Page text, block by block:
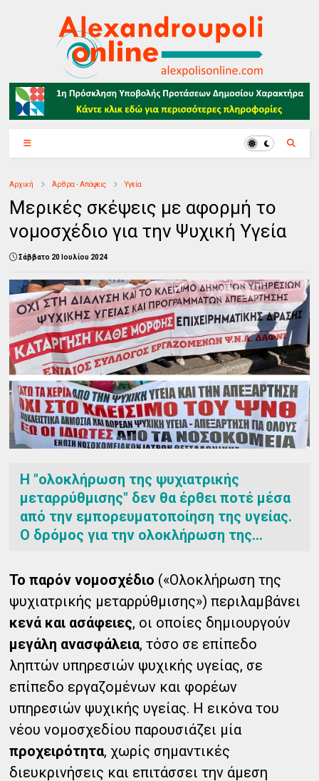
Αρχική Άρθρα - Απόψεις Υγεία
Μερικές σκέψεις με αφορμή το
νομοσχέδιο για την Ψυχική Υγεία
Σάββατο 20 Ιουλίου 2024
Η "ολοκλήρωση της ψυχιατρικής
μεταρρύθμισης" δεν θα έρθει ποτέ μέσα
από την εμπορευματοποίηση της υγείας.
Ο δρόμος για την ολοκλήρωση της...
Το παρόν νομοσχέδιο («Ολοκλήρωση της
ψυχιατρικής μεταρρύθμισης») περιλαμβάνει
κενά και ασάφειες, οι οποίες δημιουργούν
μεγάλη ανασφάλεια, τόσο σε επίπεδο
ληπτών υπηρεσιών ψυχικής υγείας, σε
επίπεδο εργαζομένων και φορέων
υπηρεσιών ψυχικής υγείας. Η εικόνα του
νέου νομοσχεδίου παρουσιάζει μία
προχειρότητα, χωρίς σημαντικές
διευκρινήσεις και επιτάσσει την άμεση